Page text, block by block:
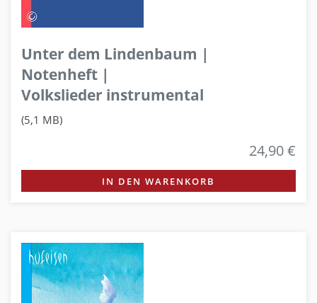
Unter dem Lindenbaum |
Notenheft |
Volkslieder instrumental
(5,1 MB)
24,90 €
IN DEN WARENKORB